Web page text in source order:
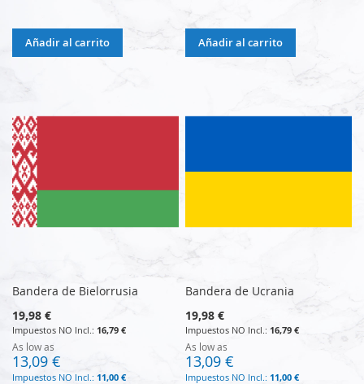
Añadir al carrito Añadir al carrito
Bandera de Bielorrusia
19,98 €
16,79 €
As low as
13,09 €
11,00 €
Bandera de Ucrania
19,98 €
16,79 €
As low as
13,09 €
11,00 €